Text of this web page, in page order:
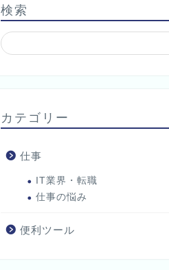
検索
カテゴリー
仕事
IT業界・転職
仕事の悩み
便利ツール